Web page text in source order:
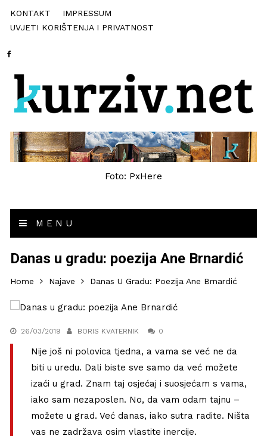
KONTAKT
IMPRESSUM
UVJETI KORIŠTENJA I PRIVATNOST
Foto: PxHere
MENU
Danas u gradu: poezija Ane Brnardić
Home Najave Danas U Gradu: Poezija Ane Brnardić
26/03/2019 BORIS KVATERNIK 0
Nije još ni polovica tjedna, a vama se već ne da
biti u uredu. Dali biste sve samo da već možete
izaći u grad. Znam taj osjećaj i suosjećam s vama,
iako sam nezaposlen. No, da vam odam tajnu –
možete u grad. Već danas, iako sutra radite. Ništa
vas ne zadržava osim vlastite inercije.